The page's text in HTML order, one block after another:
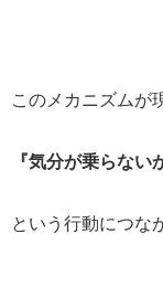
このメカニズムが
『気分が乗らない
という行動につな